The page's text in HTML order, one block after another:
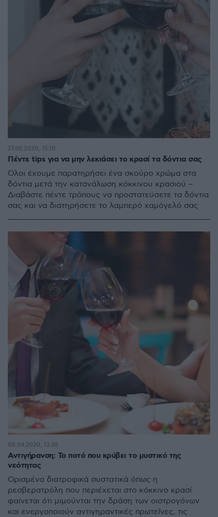
Πέντε tips για να μην λεκιάσει το κρασί τα δόντια σας
Όλοι έχουμε παρατηρήσει ένα σκούρο χρώμα στα
δόντια μετά την κατανάλωση κόκκινου κρασιού –
Διαβάστε πέντε τρόπους να προστατεύσετε τα δόντια
σας και να διατηρήσετε το λαμπερό χαμόγελό σας
27.05.2020, 15:10
Αντιγήρανση: Το ποτό που κρύβει το μυστικό της
νεότητας
Ορισμένα διατροφικά συστατικά όπως η
ρεσβερατρόλη που περιέχεται στο κόκκινο κρασί
φαίνεται ότι μιμούνται την δράση των οιστρογόνων
και ενεργοποιούν αντιγηραντικές πρωτεΐνες, τις
08.04.2020, 13:28